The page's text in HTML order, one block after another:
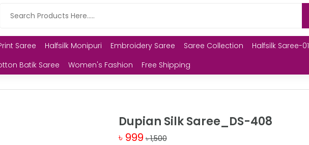
Saree Halfsilk Monipuri Embroidery Saree Saree Collection Halfsilk Saree-01
Batik Saree Women's Fashion Free Shipping
Dupian Silk Saree_DS-408
৳ 999 ৳ 1,500